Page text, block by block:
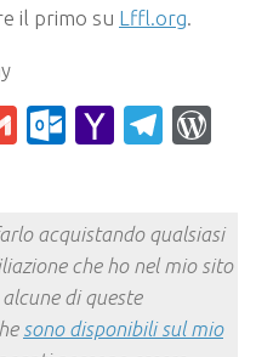
il primo su Lffl.org.
Gmail Yahoo
acquistando qualsiasi
che ho nel mio sito
di queste
sono disponibili sul mio